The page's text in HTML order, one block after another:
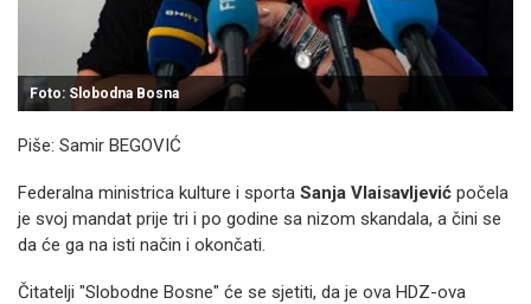
Foto: Slobodna Bosna
Piše: Samir BEGOVIĆ
Federalna ministrica kulture i sporta Sanja Vlaisavljević počela
je svoj mandat prije tri i po godine sa nizom skandala, a čini se
da će ga na isti način i okončati.
Čitatelji "Slobodne Bosne" će se sjetiti, da je ova HDZ-ova